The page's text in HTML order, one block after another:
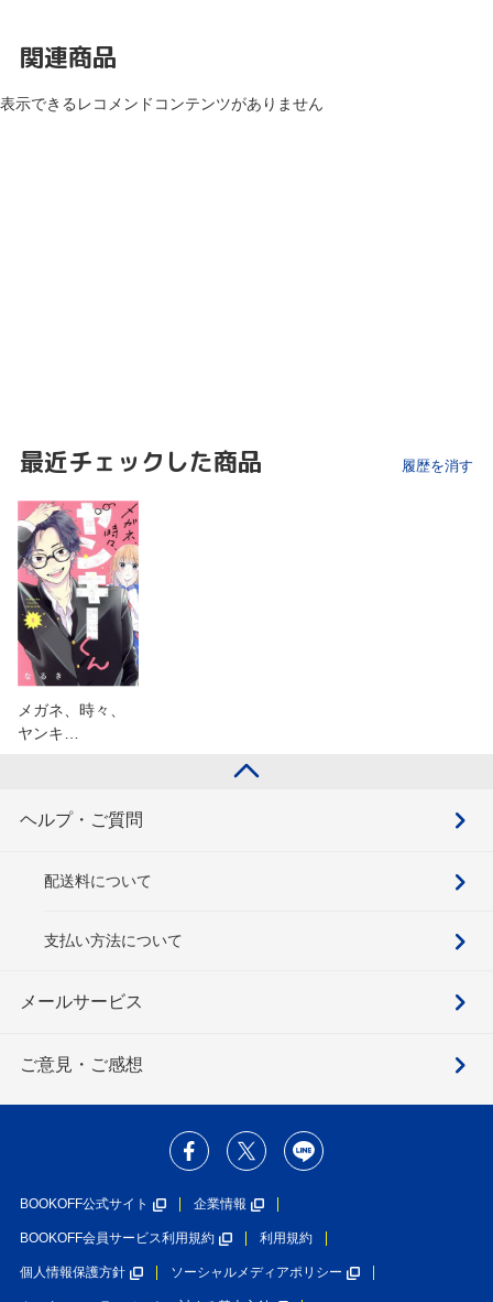
関連商品
表示できるレコメンドコンテンツがありません
最近チェックした商品 履歴を消す
メガネ、時々、
ヤンキ…
ヘルプ・ご質問
配送料について
支払い方法について
メールサービス
ご意見・ご感想
BOOKOFF公式サイト 企業情報
BOOKOFF会員サービス利用規約 利用規約
個人情報保護方針 ソーシャルメディアポリシー